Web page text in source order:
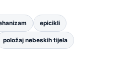
epicikli
položaj nebeskih tijela